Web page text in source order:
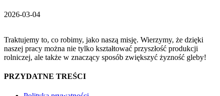
2026-03-04
Traktujemy to, co robimy, jako naszą misję. Wierzymy, że dzięki
naszej pracy można nie tylko kształtować przyszłość produkcji
rolniczej, ale także w znaczący sposób zwiększyć żyzność gleby!
PRZYDATNE TREŚCI